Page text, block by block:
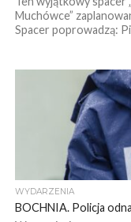
Muchówce”
Spacer poprowadzą:
WYDARZENIA
BOCHNIA. Policja